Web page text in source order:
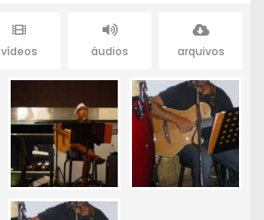
vídeos áudios arquivos